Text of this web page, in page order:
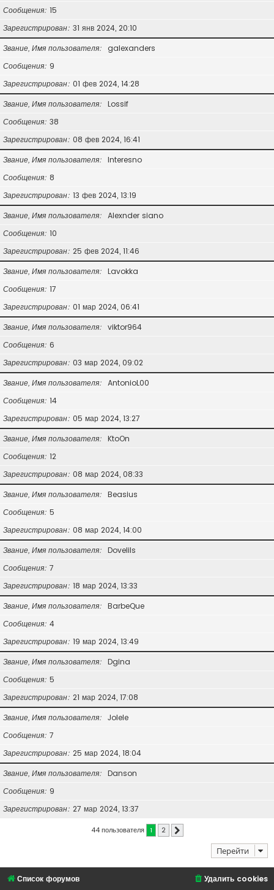
Сообщения 15
Зарегистрирован 31 янв 2024, 20:10
Звание, Имя пользователя
galexanders
Сообщения 9
Зарегистрирован 01 фев 2024, 14:28
Звание, Имя пользователя
Lossif
Сообщения 38
Зарегистрирован 08 фев 2024, 16:41
Звание, Имя пользователя
Interesno
Сообщения 8
Зарегистрирован 13 фев 2024, 13:19
Звание, Имя пользователя
Alexnder siano
Сообщения 10
Зарегистрирован 25 фев 2024, 11:46
Звание, Имя пользователя
Lavokka
Сообщения 17
Зарегистрирован 01 мар 2024, 06:41
Звание, Имя пользователя
viktor964
Сообщения 6
Зарегистрирован 03 мар 2024, 09:02
Звание, Имя пользователя
AntonioL00
Сообщения 14
Зарегистрирован 05 мар 2024, 13:27
Звание, Имя пользователя
KtoOn
Сообщения 12
Зарегистрирован 08 мар 2024, 08:33
Звание, Имя пользователя
Beasius
Сообщения 5
Зарегистрирован 08 мар 2024, 14:00
Звание, Имя пользователя
Dovelils
Сообщения 7
Зарегистрирован 18 мар 2024, 13:33
Звание, Имя пользователя
BarbeQue
Сообщения 4
Зарегистрирован 19 мар 2024, 13:49
Звание, Имя пользователя
Dgina
Сообщения 5
Зарегистрирован 21 мар 2024, 17:08
Звание, Имя пользователя
Jolele
Сообщения 7
Зарегистрирован 25 мар 2024, 18:04
Звание, Имя пользователя
Danson
Сообщения 9
Зарегистрирован 27 мар 2024, 13:37
44 пользователя 1 2
Перейти
Список форумов Удалить cookies